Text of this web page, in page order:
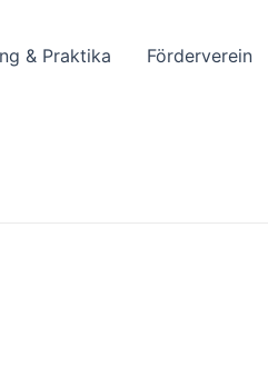
& Praktika Förderverein